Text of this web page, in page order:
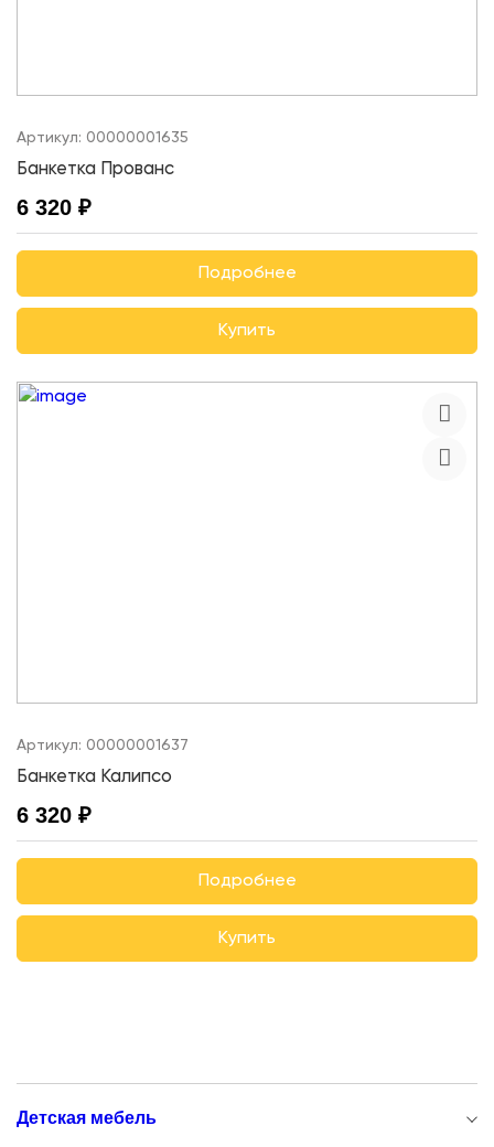
Детская мебель
Артикул: 00000001635
Банкетка Прованс
6 320 ₽
Подробнее
Купить
Артикул: 00000001637
Банкетка Калипсо
6 320 ₽
Подробнее
Купить